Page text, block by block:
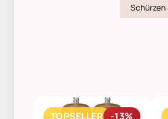
TOPSELLER -13%